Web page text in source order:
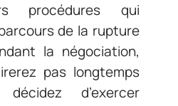
procédures qui
de la rupture
la négociation,
pas longtemps
d’exercer